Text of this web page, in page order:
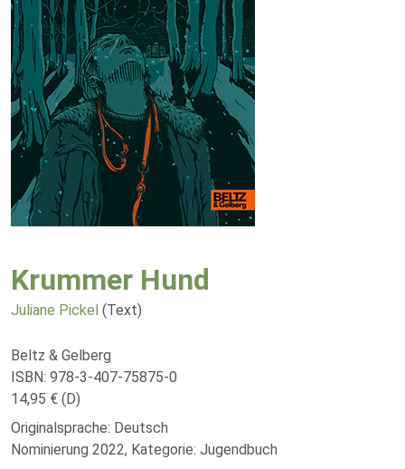
Krummer Hund
Juliane Pickel (Text)
Beltz & Gelberg
ISBN: 978-3-407-75875-0
14,95 € (D)
Originalsprache: Deutsch
Nominierung 2022, Kategorie: Jugendbuch